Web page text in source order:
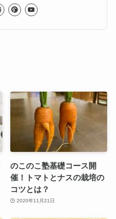
のこのこ塾基礎コース開
催！トマトとナスの栽培の
コツとは？
2020年11月21日